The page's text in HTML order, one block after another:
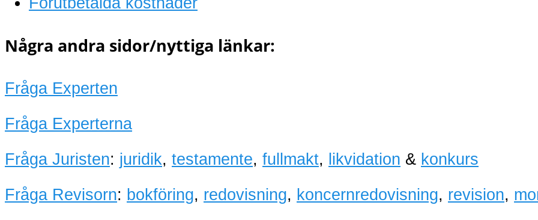
Några andra sidor/nyttiga länkar:
Fråga Experten
Fråga Experterna
Fråga Juristen: juridik, testamente, fullmakt, likvidation & konkurs
Fråga Revisorn: bokföring, redovisning, koncernredovisning, revision,